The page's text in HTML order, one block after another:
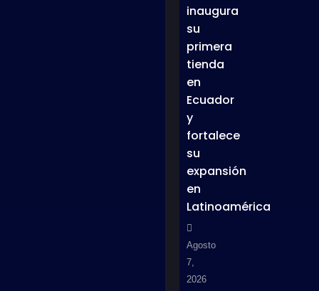
inaugura
su
primera
tienda
en
Ecuador
y
fortalece
su
expansión
en
Latinoamérica
Agosto
7,
2026